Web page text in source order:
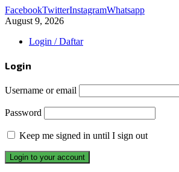
FacebookTwitterInstagramWhatsapp
August 9, 2026
Login / Daftar
Login
Username or email
Password
Keep me signed in until I sign out